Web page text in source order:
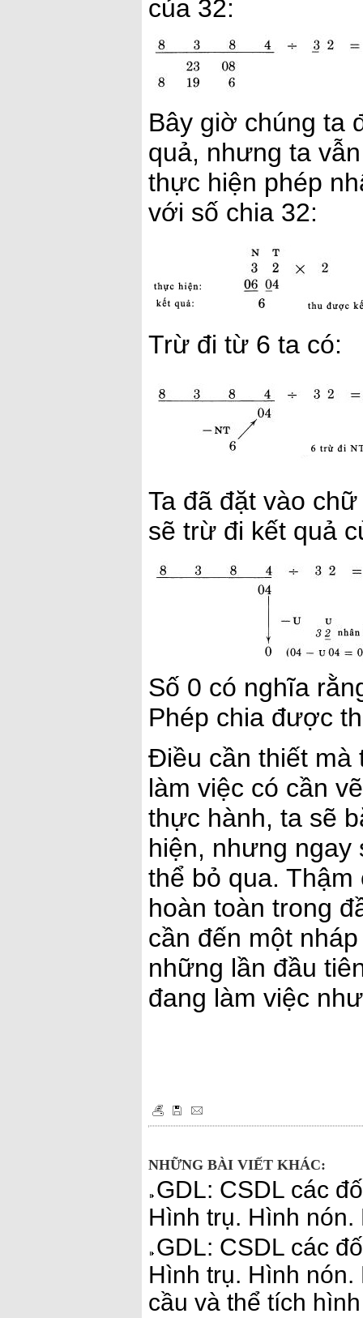
của 32:
Bây giờ chúng ta
quả, nhưng ta
thực hiện phép
với số chia 32:
Trừ đi từ 6 ta có:
Ta đã đặt vào
sẽ trừ đi kết quả
Số 0 có nghĩa
Phép chia được
Điều cần thiết mà
làm việc có cần
thực hành, ta sẽ
hiện, nhưng ngay
thể bỏ qua.
hoàn toàn trong
cần đến một
những lần đầu
đang làm việc
NHỮNG BÀI VIẾT KHÁC:
GDL: CSDL các
Hình trụ. Hình
GDL: CSDL các
Hình trụ. Hình
cầu và thể tích